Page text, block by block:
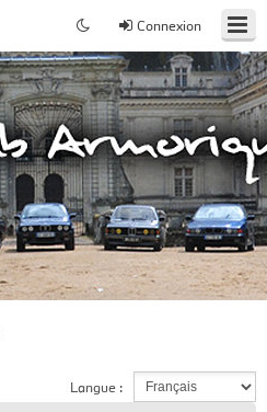
Connexion
Langue :